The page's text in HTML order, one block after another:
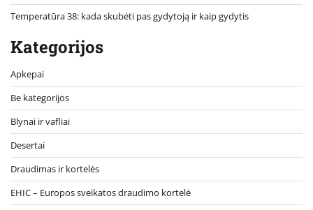
Temperatūra 38: kada skubėti pas gydytoją ir kaip gydytis
Kategorijos
Apkepai
Be kategorijos
Blynai ir vafliai
Desertai
Draudimas ir kortelės
EHIC – Europos sveikatos draudimo kortelė